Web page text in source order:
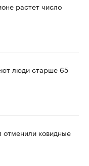
растет число
люди старше 65
отменили ковидные